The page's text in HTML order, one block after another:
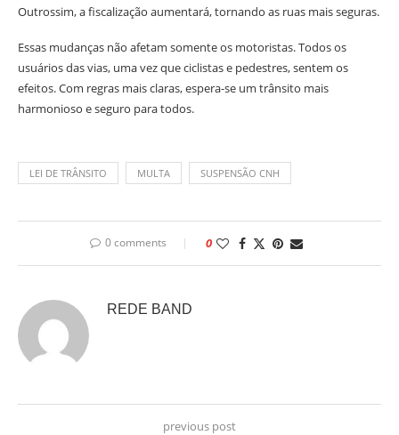
Outrossim, a fiscalização aumentará, tornando as ruas mais seguras.
Essas mudanças não afetam somente os motoristas. Todos os
usuários das vias, uma vez que ciclistas e pedestres, sentem os
efeitos. Com regras mais claras, espera-se um trânsito mais
harmonioso e seguro para todos.
LEI DE TRÂNSITO MULTA SUSPENSÃO CNH
0 comments 0
REDE BAND
previous post